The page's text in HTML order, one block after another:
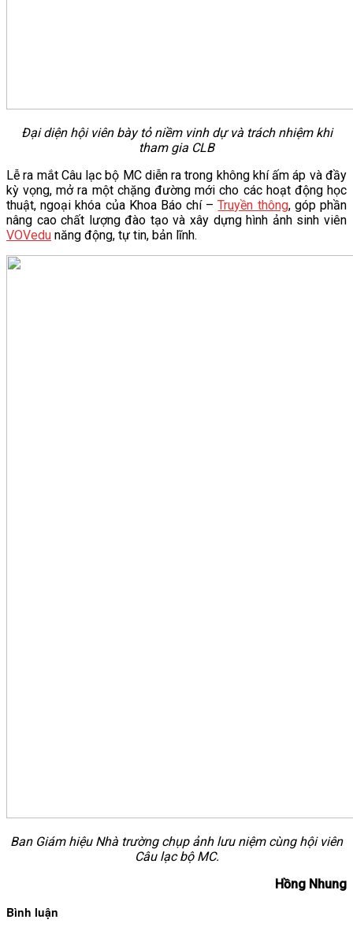
Đại diện hội viên bày tỏ niềm vinh dự và trách nhiệm khi
tham gia CLB
Lễ ra mắt Câu lạc bộ MC diễn ra trong không khí ấm áp và đầy
kỳ vọng, mở ra một chặng đường mới cho các hoạt động học
thuật, ngoại khóa của Khoa Báo chí –Truyền thông, góp phần
nâng cao chất lượng đào tạo và xây dựng hình ảnh sinh viên
VOVedu năng động, tự tin, bản lĩnh.
Ban Giám hiệu Nhà trường chụp ảnh lưu niệm cùng hội viên
Câu lạc bộ MC.
Hồng Nhung
Bình luận